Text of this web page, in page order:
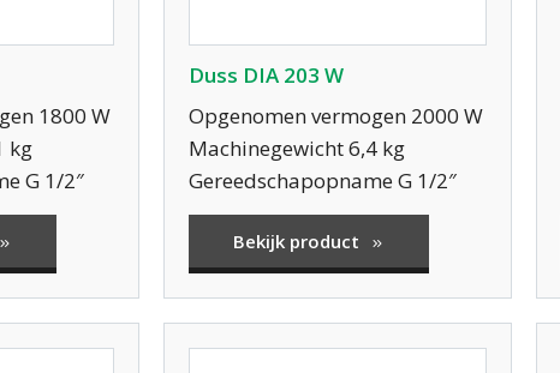
1800 W
kg
G 1/2″
Duss DIA 203 W
Opgenomen vermogen 2000 W
Machinegewicht 6,4 kg
Gereedschapopname G 1/2″
Bekijk product